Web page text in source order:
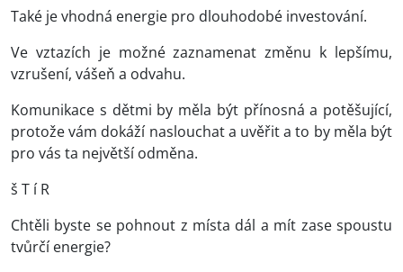
Také je vhodná energie pro dlouhodobé investování.
Ve vztazích je možné zaznamenat změnu k lepšímu,
vzrušení, vášeň a odvahu.
Komunikace s dětmi by měla být přínosná a potěšující,
protože vám dokáží naslouchat a uvěřit a to by měla být
pro vás ta největší odměna.
š T í R
Chtěli byste se pohnout z místa dál a mít zase spoustu
tvůrčí energie?